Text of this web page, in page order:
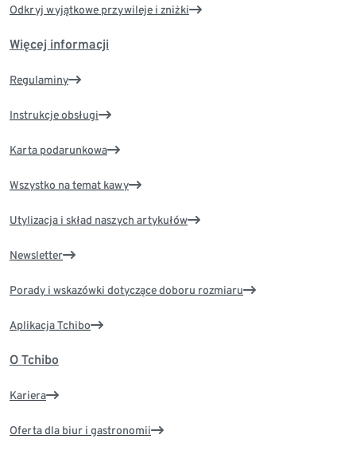
Odkryj wyjątkowe przywileje i zniżki
Więcej informacji
Regulaminy
Instrukcje obsługi
Karta podarunkowa
Wszystko na temat kawy
Utylizacja i skład naszych artykułów
Newsletter
Porady i wskazówki dotyczące doboru rozmiaru
Aplikacja Tchibo
O Tchibo
Kariera
Oferta dla biur i gastronomii